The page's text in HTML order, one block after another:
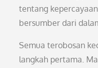
tentang
bersumber dari
Semua terobosan
langkah pertama.